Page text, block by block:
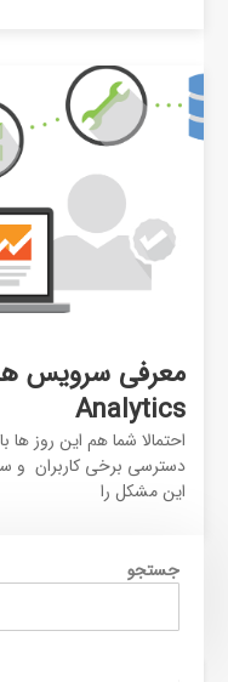
Analytics
احتمالا شما هم این روز ها
دسترسی برخی کاربران و
این مشکل را
جستجو